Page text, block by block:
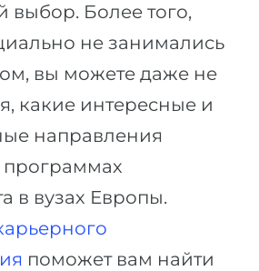
выбор. Более того,
не занимались
вы можете даже не
какие интересные и
направления
программах
в вузах Европы.
поможет вам найти